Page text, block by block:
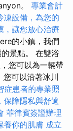
。 專業會計
凍設備，為您的
，讓您放心治療
的小鎮，我們
景點。 在雙浴
您可以為一輛帶
可以沿著冰川
症患者的專業照
保障隱私與舒適
菲律賓簽證辦理
養你的肌膚 成立